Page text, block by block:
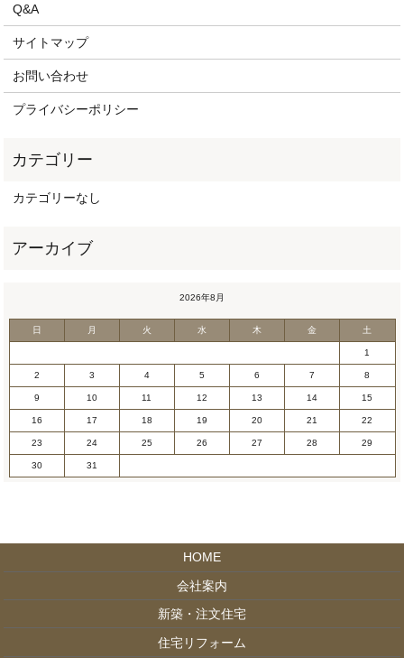
Q&A
サイトマップ
お問い合わせ
プライバシーポリシー
カテゴリーなし
2026年8月
日 月 火 水 木 金 土
1
2 3 4 5 6 7 8
9 10 11 12 13 14 15
16 17 18 19 20 21 22
23 24 25 26 27 28 29
30 31
HOME
会社案内
新築・注文住宅
住宅リフォーム